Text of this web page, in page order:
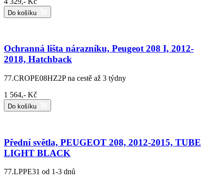
Do košíku
Ochranná lišta nárazníku, Peugeot 208 I, 2012-
2018, Hatchback
77.CROPE08HZ2P na cestě až 3 týdny
1 564,- Kč
Do košíku
Přední světla, PEUGEOT 208, 2012-2015, TUBE
LIGHT BLACK
77.LPPE31 od 1-3 dnů